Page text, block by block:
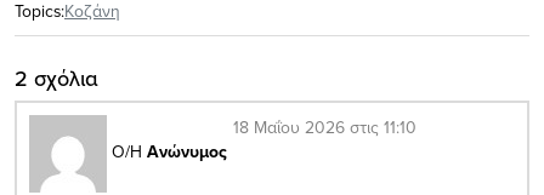
Topics:Κοζάνη
2 σχόλια
Ο/Η Ανώνυμος
18 Μαΐου 2026 στις 11:10